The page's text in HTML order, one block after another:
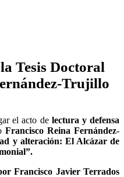
Tesis Doctoral
Trujillo
el acto de lectura y defensa
Francisco Reina Fernández-
y alteración: El Alcázar de
Francisco Javier Terrados